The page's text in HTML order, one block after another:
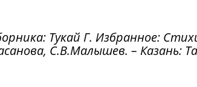
Тукай Г. Избранное:
С.В.Малышев. – Казань: